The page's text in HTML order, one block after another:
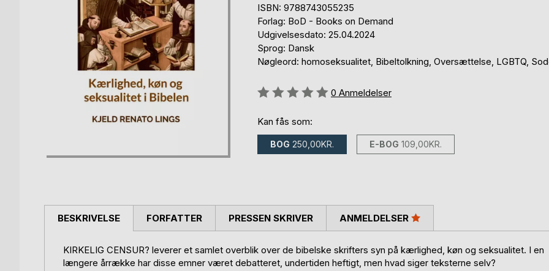
ISBN: 9788743055235
Forlag: BoD - Books on Demand
Udgivelsesdato: 25.04.2024
Sprog: Dansk
Nøgleord: homoseksualitet, Bibeltolkning, Oversættelse, LGBTQ,
Anmeldelse::
0 Anmeldelser
Kan fås som:
BOG 250,00KR. E-BOG 109,00KR.
BESKRIVELSE
KIRKELIG CENSUR? leverer et samlet overblik over de bibelske skrifters syn på kærlighed, køn og seksualitet. I en
længere årrække har disse emner været debatteret, undertiden heftigt, men hvad siger teksterne selv?
FORFATTER PRESSEN SKRIVER ANMELDELSER